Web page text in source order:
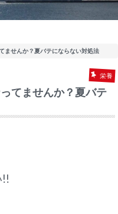
ませんか？夏バテにならない対処法
栄養
てませんか？夏バテ
!!